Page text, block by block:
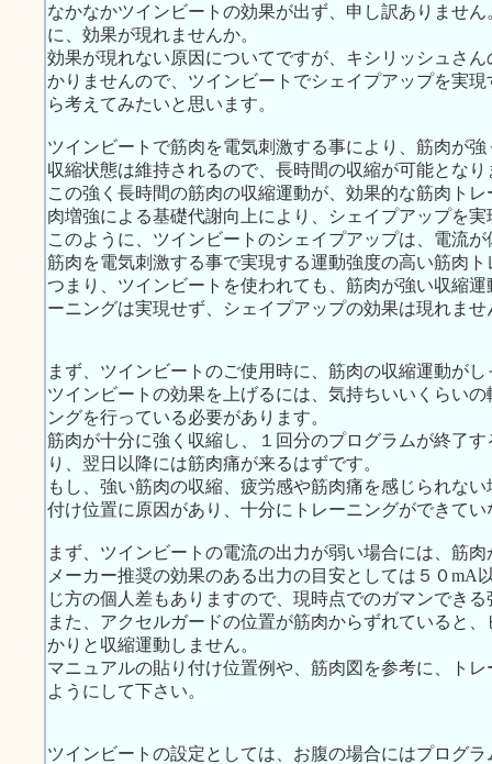
なかなかツインビートの効果が出ず、申し訳ありませ
に、効果が現れませんか。
効果が現れない原因についてですが、キシリッシュさ
かりませんので、ツインビートでシェイプアップを実
ら考えてみたいと思います。
ツインビートで筋肉を電気刺激する事により、筋肉が
収縮状態は維持されるので、長時間の収縮が可能となり
この強く長時間の筋肉の収縮運動が、効果的な筋肉ト
肉増強による基礎代謝向上により、シェイプアップを実
このように、ツインビートのシェイプアップは、電流
筋肉を電気刺激する事で実現する運動強度の高い筋肉
つまり、ツインビートを使われても、筋肉が強い収縮
ーニングは実現せず、シェイプアップの効果は現れませ
まず、ツインビートのご使用時に、筋肉の収縮運動が
ツインビートの効果を上げるには、気持ちいいくらい
ングを行っている必要があります。
筋肉が十分に強く収縮し、１回分のプログラムが終了
り、翌日以降には筋肉痛が来るはずです。
もし、強い筋肉の収縮、疲労感や筋肉痛を感じられな
付け位置に原因があり、十分にトレーニングができて
まず、ツインビートの電流の出力が弱い場合には、筋
メーカー推奨の効果のある出力の目安としては５０mA
じ方の個人差もありますので、現時点でのガマンでき
また、アクセルガードの位置が筋肉からずれていると
かりと収縮運動しません。
マニュアルの貼り付け位置例や、筋肉図を参考に、ト
ようにして下さい。
ツインビートの設定としては、お腹の場合にはプログ